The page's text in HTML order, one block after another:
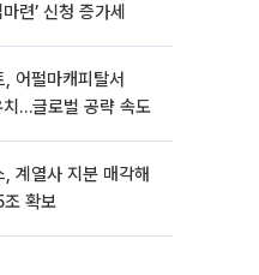
련’ 신청 증가세
, 어펄마캐피탈서
…글로벌 공략 속도
, 계열사 지분 매각해
확보